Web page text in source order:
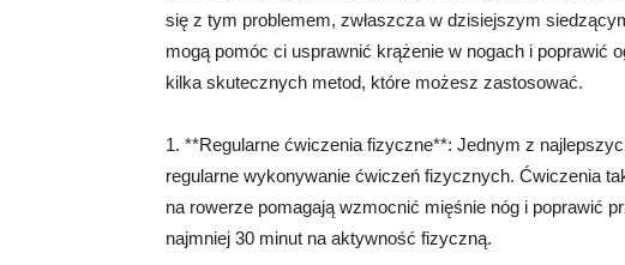
się z tym problemem, zwłaszcza w dzisiejszym
mogą pomóc ci usprawnić krążenie w nogach i poprawić
kilka skutecznych metod, które możesz zastosować.
1. **Regularne ćwiczenia fizyczne**: Jednym z
regularne wykonywanie ćwiczeń fizycznych. Ćwiczenia
na rowerze pomagają wzmocnić mięśnie nóg i poprawić
najmniej 30 minut na aktywność fizyczną.